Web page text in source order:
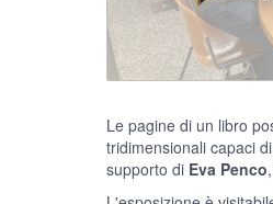
Le pagine di un libro
tridimensionali capaci
supporto di Eva Penco